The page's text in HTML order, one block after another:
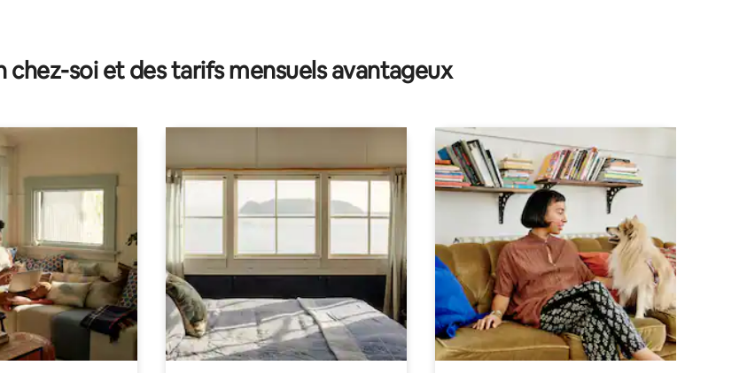
de 3 commentaires : 5 sur 5
chez-soi et des tarifs mensuels avantageux